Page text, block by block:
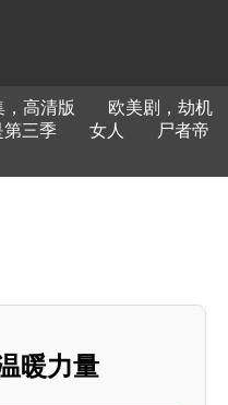
高清版
欧美剧，劫机
第三季 女人
尸者帝
暖力量